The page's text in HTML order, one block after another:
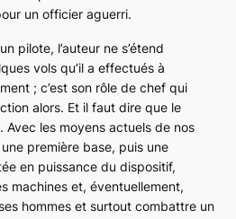
un officier aguerri.
pilote, l’auteur ne s’étend
vols qu’il a effectués à
; c’est son rôle de chef qui
alors. Et il faut dire que le
Avec les moyens actuels de nos
première base, puis une
en puissance du dispositif,
machines et, éventuellement,
hommes et surtout combattre un